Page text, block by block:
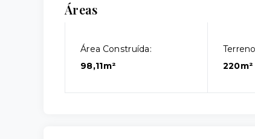
Áreas
Área Construída:
98,11m²
220m²